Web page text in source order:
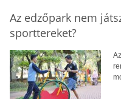
Az edzőpark nem
sporttereket?